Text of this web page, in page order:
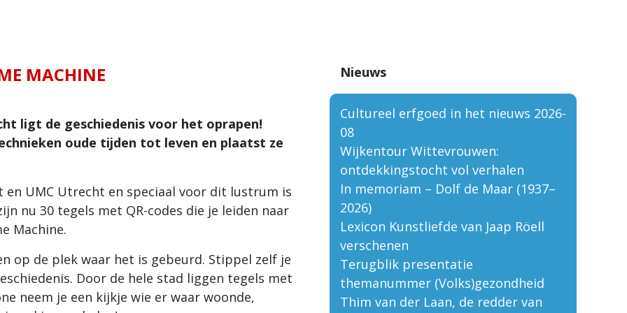
MACHINE
ligt de geschiedenis voor het oprapen!
oude tijden tot leven en plaatst ze
UMC Utrecht en speciaal voor dit lustrum is
nu 30 tegels met QR-codes die je leiden naar
Machine.
op de plek waar het is gebeurd. Stippel zelf je
Door de hele stad liggen tegels met
neem je een kijkje wie er waar woonde,
Nieuws
Cultureel erfgoed in het nieuws 2026-
08
Wijkentour Wittevrouwen:
ontdekkingstocht vol verhalen
In memoriam – Dolf de Maar (1937–
2026)
Lexicon Kunstliefde van Jaap Röell
verschenen
Terugblik presentatie
themanummer (Volks)gezondheid
Thim van der Laan, de redder van